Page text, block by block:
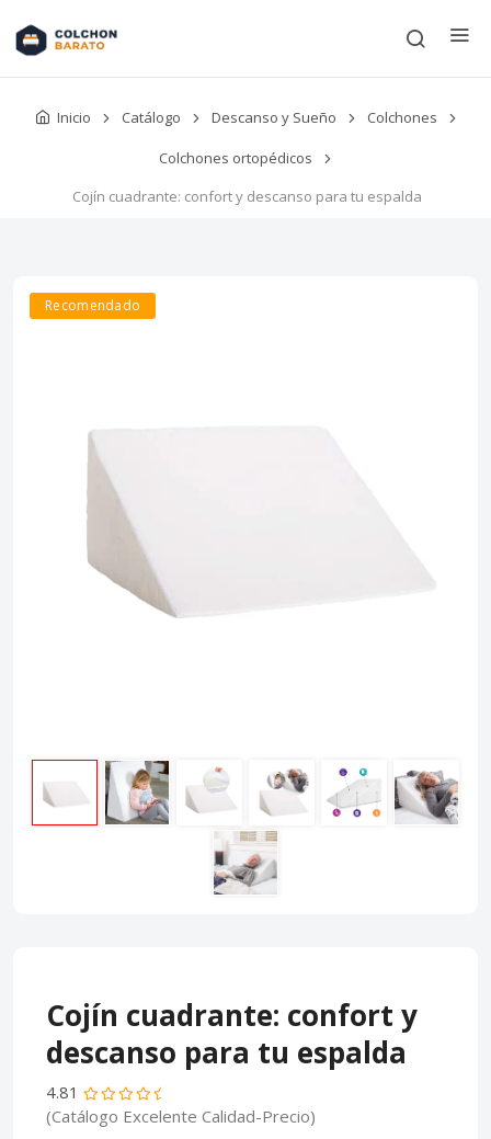
Inicio Catálogo Descanso y Sueño Colchones
Colchones ortopédicos
Cojín cuadrante: confort y descanso para tu espalda
Recomendado
Cojín cuadrante: confort y
descanso para tu espalda
4.81
(Catálogo Excelente Calidad-Precio)